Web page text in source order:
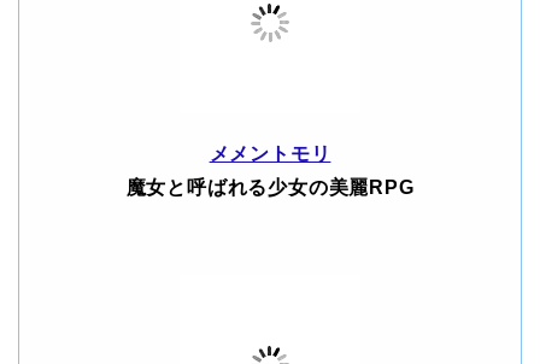
メメントモリ
魔女と呼ばれる少女の美麗RPG